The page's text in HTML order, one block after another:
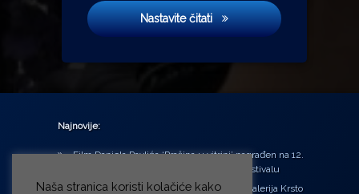
Nastavite čitatiOne hoće isto što i mi
Najnovije:
Film Daniela Pavlića ‘Prašina u vitrini’ nagrađen na 12.
Green Montenegro International Film Festivalu
U središtu Petrinje otvorena obnovljena Galerija Krsto
Naša stranica koristi kolačiće kako